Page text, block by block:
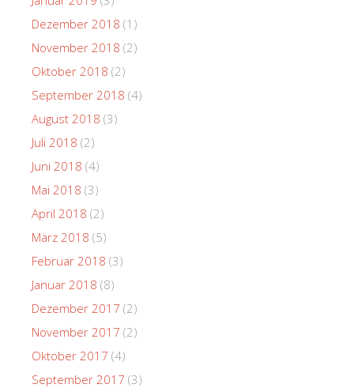
Dezember 2018 (1)
November 2018 (2)
Oktober 2018 (2)
September 2018 (4)
August 2018 (3)
Juli 2018 (2)
Juni 2018 (4)
Mai 2018 (3)
April 2018 (2)
März 2018 (5)
Februar 2018 (3)
Januar 2018 (8)
Dezember 2017 (2)
November 2017 (2)
Oktober 2017 (4)
September 2017 (3)